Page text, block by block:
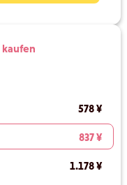
578 ¥
837 ¥
1.178 ¥